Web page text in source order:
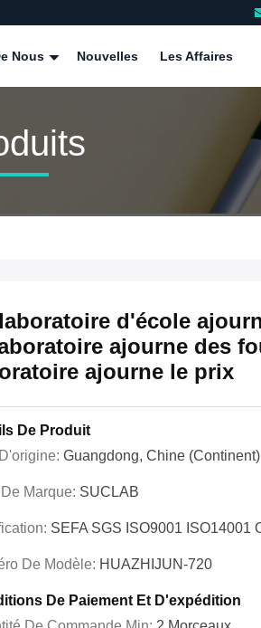
Nous Nouvelles Les Affaires
d'école
ajourne des
ajourne le prix
De Produit
Guangdong, Chine (continent)
Marque: SUCLAB
SEFA SGS ISO9001 ISO14001
De Modèle: HUAZHIJUN-720
De Paiement Et D'expédition